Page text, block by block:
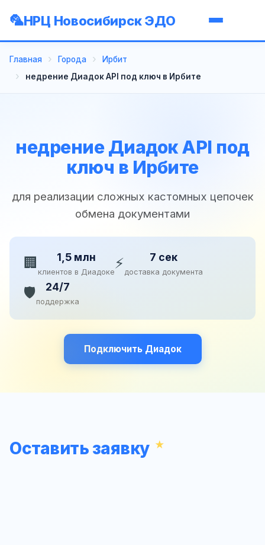
НРЦ Новосибирск ЭДО
Главная Города
Ирбит
недрение Диадок API под ключ в Ирбите
недрение Диадок API под
ключ в Ирбите
для реализации сложных кастомных цепочек
обмена документами
🏢 1,5 млн
клиентов в Диадоке⚡ 7 сек
доставка документа
🛡️ 24/7
поддержка
Подключить Диадок
Оставить заявку